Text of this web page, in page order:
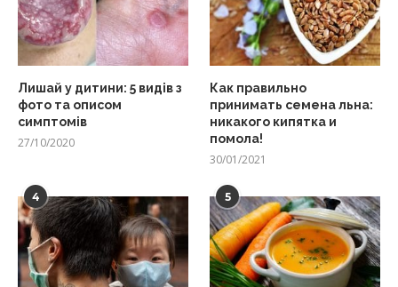
Лишай у дитини: 5 видів з
фото та описом
симптомів
27/10/2020
Как правильно
принимать семена льна:
никакого кипятка и
помола!
30/01/2021
4 5